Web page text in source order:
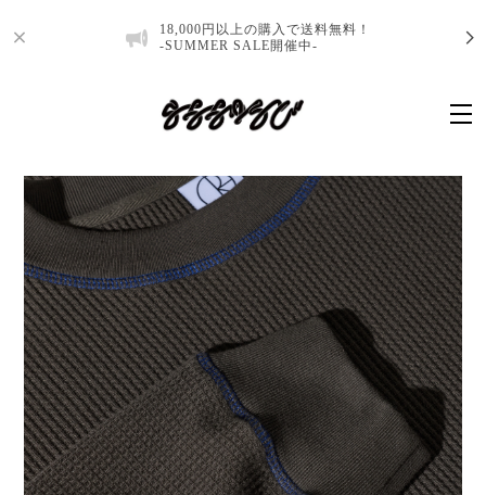
18,000円以上の購入で送料無料！
-SUMMER SALE開催中-